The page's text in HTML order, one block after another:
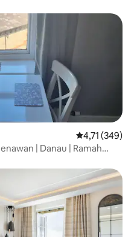
Nilai rata-rata
4,71 (349)
| Danau | Ramah